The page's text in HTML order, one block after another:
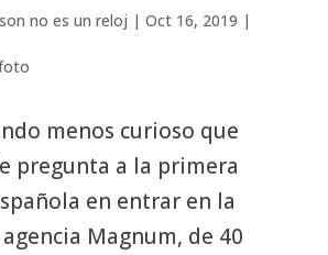
no es un reloj | Oct 16, 2019 |
menos curioso que
pregunta a la primera
en entrar en la
Magnum, de 40